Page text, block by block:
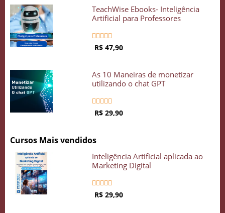
TeachWise Ebooks- Inteligência
Artificial para Professores
    
R$ 47,90
As 10 Maneiras de monetizar
utilizando o chat GPT
    
R$ 29,90
Cursos Mais vendidos
Inteligência Artificial aplicada ao
Marketing Digital
    
R$ 29,90